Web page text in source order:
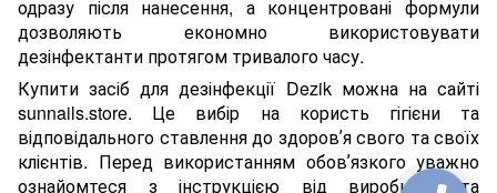
одразу після нанесення, а концентровані формули
дозволяють економно використовувати
дезінфектанти протягом тривалого часу.
Купити засіб для дезінфекції Dezik можна на сайті
sunnails.store. Це вибір на користь гігієни та
відповідального ставлення до здоровʼя свого та своїх
клієнтів. Перед використанням обовʼязкого уважно
ознайомтеся з інструкцією від виробника та